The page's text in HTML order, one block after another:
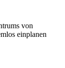
von
einplanen